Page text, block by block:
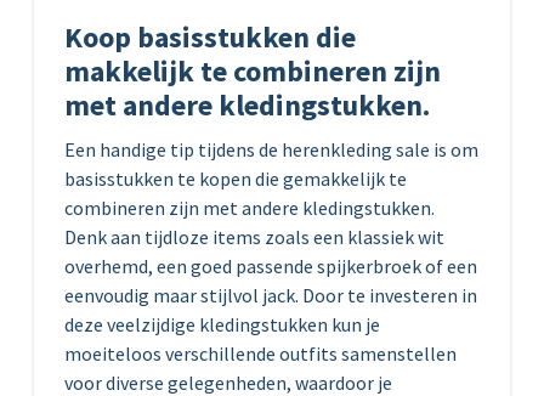
Koop basisstukken die
makkelijk te combineren zijn
met andere kledingstukken.
Een handige tip tijdens de herenkleding sale is om
basisstukken te kopen die gemakkelijk te
combineren zijn met andere kledingstukken.
Denk aan tijdloze items zoals een klassiek wit
overhemd, een goed passende spijkerbroek of een
eenvoudig maar stijlvol jack. Door te investeren in
deze veelzijdige kledingstukken kun je
moeiteloos verschillende outfits samenstellen
voor diverse gelegenheden, waardoor je